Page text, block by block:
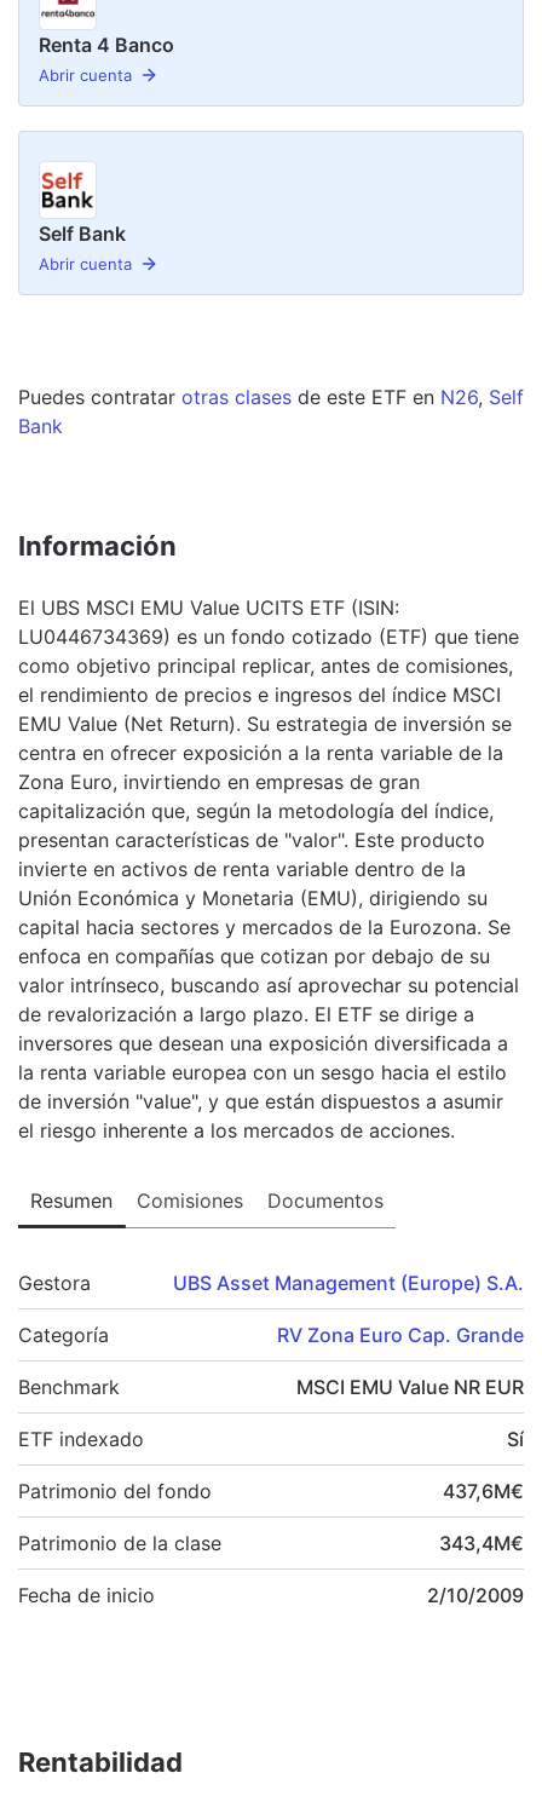
Renta 4 Banco
Abrir cuenta
Self Bank
Abrir cuenta
Puedes contratar otras clases de este ETF en N26, Self
Bank
Información
El UBS MSCI EMU Value UCITS ETF (ISIN:
LU0446734369) es un fondo cotizado (ETF) que tiene
como objetivo principal replicar, antes de comisiones,
el rendimiento de precios e ingresos del índice MSCI
EMU Value (Net Return). Su estrategia de inversión se
centra en ofrecer exposición a la renta variable de la
Zona Euro, invirtiendo en empresas de gran
capitalización que, según la metodología del índice,
presentan características de "valor". Este producto
invierte en activos de renta variable dentro de la
Unión Económica y Monetaria (EMU), dirigiendo su
capital hacia sectores y mercados de la Eurozona. Se
enfoca en compañías que cotizan por debajo de su
valor intrínseco, buscando así aprovechar su potencial
de revalorización a largo plazo. El ETF se dirige a
inversores que desean una exposición diversificada a
la renta variable europea con un sesgo hacia el estilo
de inversión "value", y que están dispuestos a asumir
el riesgo inherente a los mercados de acciones.
Resumen Comisiones Documentos
Gestora UBS Asset Management (Europe) S.A.
Categoría RV Zona Euro Cap. Grande
Benchmark MSCI EMU Value NR EUR
ETF indexado Sí
Patrimonio del fondo 437,6M€
Patrimonio de la clase 343,4M€
Fecha de inicio 2/10/2009
Rentabilidad